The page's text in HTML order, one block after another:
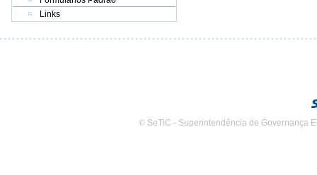
Links
© SeTIC - Superintendência de Governança